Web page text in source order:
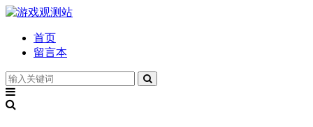
首页
留言本